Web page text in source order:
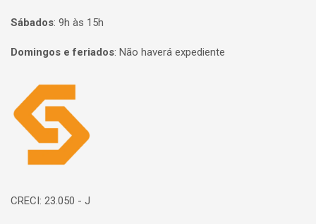
Sábados: 9h às 15h
Domingos e feriados: Não haverá expediente
Página inicial
CRECI: 23.050 - J